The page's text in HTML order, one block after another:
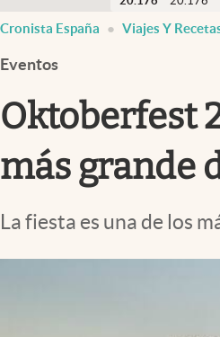
Cronista España Viajes Y
Eventos
Oktoberfest
más grande
La fiesta es una de los